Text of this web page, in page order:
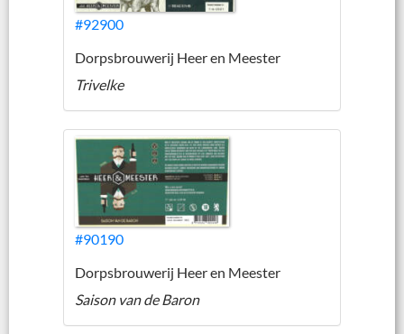
#92900
Dorpsbrouwerij Heer en Meester
Trivelke
#90190
Dorpsbrouwerij Heer en Meester
Saison van de Baron